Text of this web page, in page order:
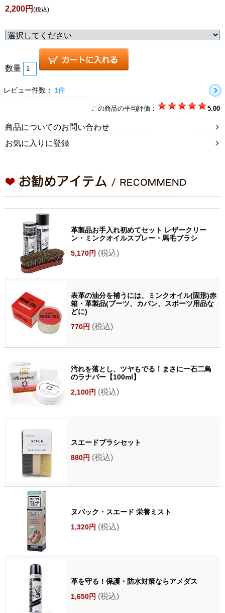
2,200円 (税込)
数量
レビュー件数： 1件
この商品の平均評価： 5.00
商品についてのお問い合わせ
お気に入りに登録
革製品お手入れ初めてセット レザークリー
ン・ミンクオイルスプレー・馬毛ブラシ
5,170円 (税込)
表革の油分を補うには、ミンクオイル(固形)赤
箱・革製品(ブーツ、カバン、スポーツ用品な
どに)
770円 (税込)
汚れを落とし、ツヤもでる！まさに一石二鳥
のラナパー【100ml】
2,100円 (税込)
スエードブラシセット
880円 (税込)
ヌバック・スエード 栄養ミスト
1,320円 (税込)
革を守る！保護・防水対策ならアメダス
1,650円 (税込)